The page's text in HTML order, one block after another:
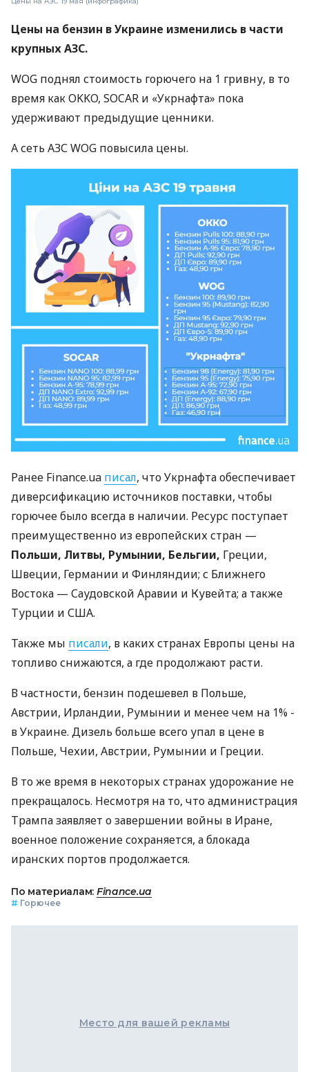
Цены на бензин в Украине изменились в части
крупных АЗС.
WOG поднял стоимость горючего на 1 гривну, в то
время как OKKO, SOCAR и «Укрнафта» пока
удерживают предыдущие ценники.
А сеть АЗС WOG повысила цены.
Ранее Finance.ua писал, что Укрнафта обеспечивает
диверсификацию источников поставки, чтобы
горючее было всегда в наличии. Ресурс поступает
преимущественно из европейских стран —
Польши, Литвы, Румынии, Бельгии, Греции,
Швеции, Германии и Финляндии; с Ближнего
Востока — Саудовской Аравии и Кувейта; а также
Турции и США.
Также мы писали, в каких странах Европы цены на
топливо снижаются, а где продолжают расти.
В частности, бензин подешевел в Польше,
Австрии, Ирландии, Румынии и менее чем на 1% -
в Украине. Дизель больше всего упал в цене в
Польше, Чехии, Австрии, Румынии и Греции.
В то же время в некоторых странах удорожание не
прекращалось. Несмотря на то, что администрация
Трампа заявляет о завершении войны в Иране,
военное положение сохраняется, а блокада
иранских портов продолжается.
По материалам: Finance.ua
# Горючее
Место для вашей рекламы